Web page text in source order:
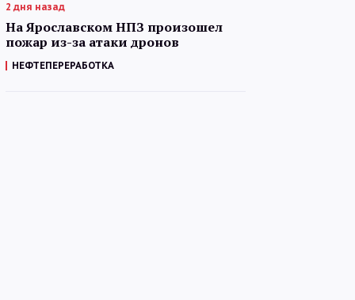
2 дня назад
На Ярославском НПЗ произошел
пожар из-за атаки дронов
НЕФТЕПЕРЕРАБОТКА